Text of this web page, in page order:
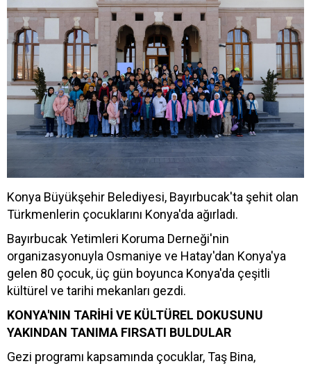
Konya Büyükşehir Belediyesi, Bayırbucak'ta şehit olan
Türkmenlerin çocuklarını Konya'da ağırladı.
Bayırbucak Yetimleri Koruma Derneği'nin
organizasyonuyla Osmaniye ve Hatay'dan Konya'ya
gelen 80 çocuk, üç gün boyunca Konya'da çeşitli
kültürel ve tarihi mekanları gezdi.
KONYA'NIN TARİHİ VE KÜLTÜREL DOKUSUNU
YAKINDAN TANIMA FIRSATI BULDULAR
Gezi programı kapsamında çocuklar, Taş Bina,